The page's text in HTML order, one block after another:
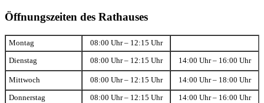
Öffnungszeiten des Rathauses
Montag 08:00 Uhr – 12:15 Uhr
Dienstag 08:00 Uhr – 12:15 Uhr 14:00 Uhr – 16:00 Uhr
Mittwoch 08:00 Uhr – 12:15 Uhr 14:00 Uhr – 18:00 Uhr
Donnerstag 08:00 Uhr – 12:15 Uhr 14:00 Uhr – 16:00 Uhr